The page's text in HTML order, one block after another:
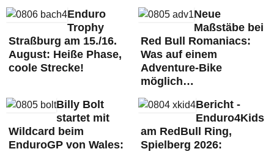
Enduro
Trophy
Straßburg am 15./16.
August: Heiße Phase,
coole Strecke!
Neue
Maßstäbe bei
Red Bull Romaniacs:
Was auf einem
Adventure-Bike
möglich…
Billy Bolt
startet mit
Wildcard beim
EnduroGP von Wales:
Bericht -
Enduro4Kids
am RedBull Ring,
Spielberg 2026: